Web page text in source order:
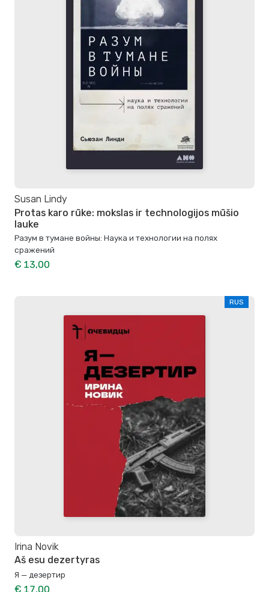
Susan Lindy
Protas karo rūke: mokslas ir technologijos mūšio
lauke
Разум в тумане войны: Наука и технологии на полях
сражений
€ 13,00
RUS
Irina Novik
Aš esu dezertyras
Я — дезертир
€ 17,00